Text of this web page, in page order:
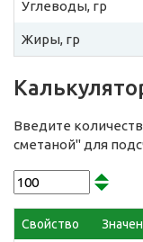
Углеводы, гр
Жиры, гр
Введите
сметаной" для
Свойство